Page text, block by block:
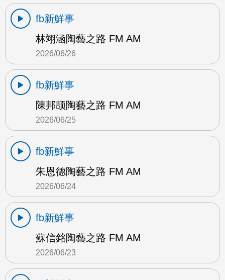
fb新鮮事
林翊涵陶藝之路 FM AM
2026/06/26
fb新鮮事
陳邦颉陶藝之路 FM AM
2026/06/25
fb新鮮事
朱恩德陶藝之路 FM AM
2026/06/24
fb新鮮事
蘇信銘陶藝之路 FM AM
2026/06/23